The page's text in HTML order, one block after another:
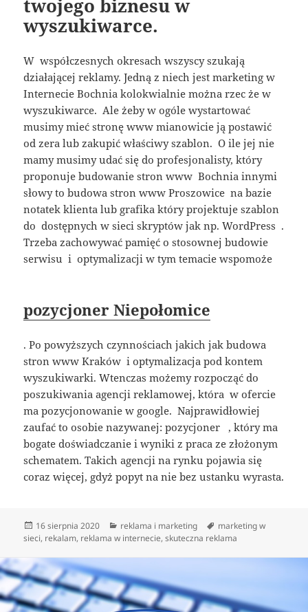
twojego biznesu w
wyszukiwarce.
W współczesnych okresach wszyscy szukają
działającej reklamy. Jedną z niech jest marketing w
Internecie Bochnia kolokwialnie można rzec że w
wyszukiwarce. Ale żeby w ogóle wystartować
musimy mieć stronę www mianowicie ją postawić
od zera lub zakupić właściwy szablon. O ile jej nie
mamy musimy udać się do profesjonalisty, który
proponuje budowanie stron www Bochnia innymi
słowy to budowa stron www Proszowice na bazie
notatek klienta lub grafika który projektuje szablon
do dostępnych w sieci skryptów jak np. WordPress .
Trzeba zachowywać pamięć o stosownej budowie
serwisu i optymalizacji w tym temacie wspomoże
pozycjoner Niepołomice
. Po powyższych czynnościach jakich jak budowa
stron www Kraków i optymalizacja pod kontem
wyszukiwarki. Wtenczas możemy rozpocząć do
poszukiwania agencji reklamowej, która w ofercie
ma pozycjonowanie w google. Najprawidłowiej
zaufać to osobie nazywanej: pozycjoner , który ma
bogate doświadczanie i wyniki z praca ze złożonym
schematem. Takich agencji na rynku pojawia się
coraz więcej, gdyż popyt na nie bez ustanku wyrasta.
Data
publikacji
16 sierpnia 2020 Kategorie
reklama i marketing Tagi
marketing w
sieci, rekalam, reklama w internecie,skuteczna reklama